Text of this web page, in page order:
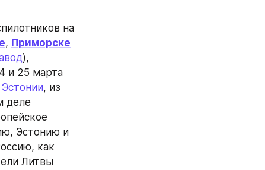
, Приморске
),
и 25 марта
Эстонии, из
деле
Эстонию и